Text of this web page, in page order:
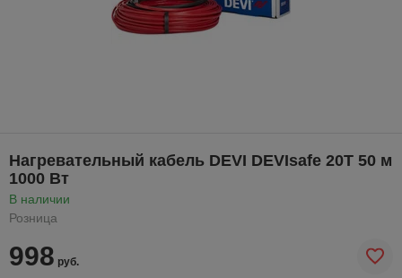
Нагревательный кабель DEVI DEVIsafe 20T 50 м
1000 Вт
В наличии
Розница
998 руб.